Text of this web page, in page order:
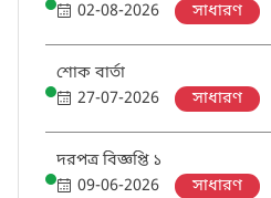
02-08-2026
সাধারণ
শোক বার্তা
27-07-2026
সাধারণ
দরপত্র বিজ্ঞপ্তি ১
09-06-2026
সাধারণ